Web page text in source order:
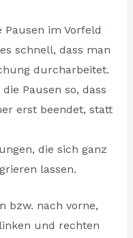
im Vorfeld
schnell, dass man
durcharbeitet.
Pausen so, dass
erst beendet, statt
die sich ganz
lassen.
bzw. nach vorne,
und rechten